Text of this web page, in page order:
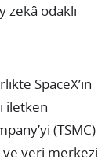
zekâ odaklı
SpaceX’in
iletken
(TSMC)
ve veri merkezi